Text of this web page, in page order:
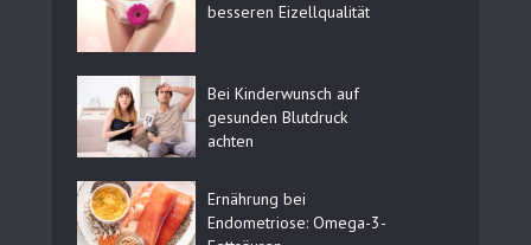
besseren Eizellqualität
Bei Kinderwunsch auf
gesunden Blutdruck
achten
Ernährung bei
Endometriose: Omega-3-